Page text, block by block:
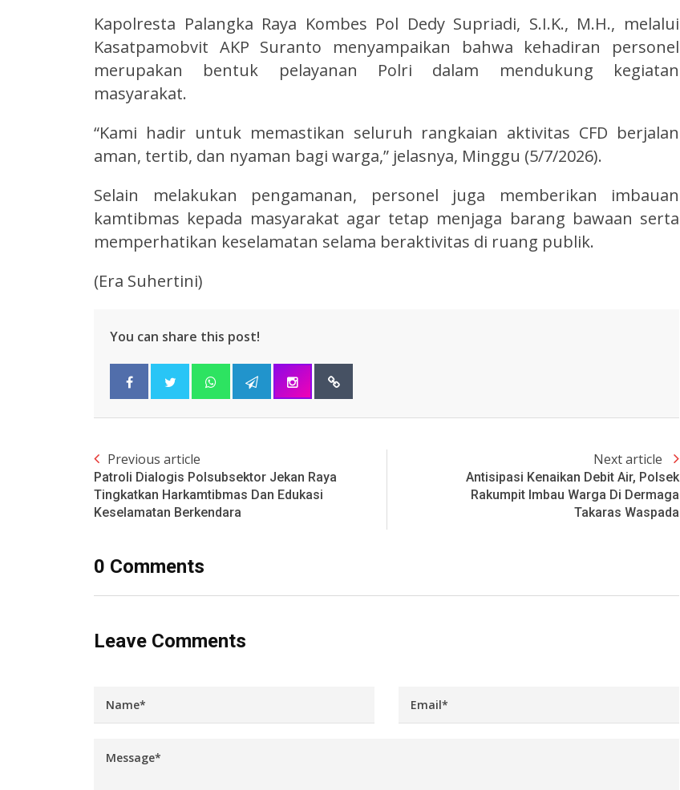
Kapolresta Palangka Raya Kombes Pol Dedy Supriadi, S.I.K., M.H., melalui
Kasatpamobvit AKP Suranto menyampaikan bahwa kehadiran personel
merupakan bentuk pelayanan Polri dalam mendukung kegiatan
masyarakat.
“Kami hadir untuk memastikan seluruh rangkaian aktivitas CFD berjalan
aman, tertib, dan nyaman bagi warga,” jelasnya, Minggu (5/7/2026).
Selain melakukan pengamanan, personel juga memberikan imbauan
kamtibmas kepada masyarakat agar tetap menjaga barang bawaan serta
memperhatikan keselamatan selama beraktivitas di ruang publik.
(Era Suhertini)
You can share this post!
Previous article
Patroli Dialogis Polsubsektor Jekan Raya
Tingkatkan Harkamtibmas Dan Edukasi
Keselamatan Berkendara
Next article
Antisipasi Kenaikan Debit Air, Polsek
Rakumpit Imbau Warga Di Dermaga
Takaras Waspada
0 Comments
Leave Comments